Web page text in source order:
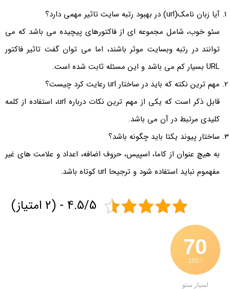
آیا زبان نامک(url) در بهبود رتبه سایت تاثیر مهمی دارد؟
سئو خوب، شامل مجموعه ای از فاکتورهای پیچیده می باشد که می
توانند در رتبه وبسایت موثر باشند، اما می توان گفت تاثیر فاکتور
URL بسیار کم می باشد و این مسئله ثابت شده است.
مهم ترین نکته که باید در ساختار url رعایت کرد چیست؟
قابل ذکر است که یکی از مهم ترین نکات درباره url، استفاده از کلمه
کلیدی مرتبط در آن می باشد.
ساختار پیوند یکتا باید چگونه باشد؟
به هیچ عنوان از کاما، اسپیس، حروف اضافه، اعداد و علامت های غیر
مفهموم نباید استفاده شود و ترجیحا url کوتاه باشد.
4.5/5 - (2 امتیاز)
70
/ 100
امتیاز سئو